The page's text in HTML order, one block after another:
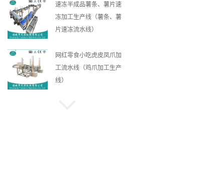
速冻半成品薯条、薯片速
冻加工生产线（薯条、薯
片速冻流水线）
网红零食小吃虎皮凤爪加
工流水线（鸡爪加工生产
线）